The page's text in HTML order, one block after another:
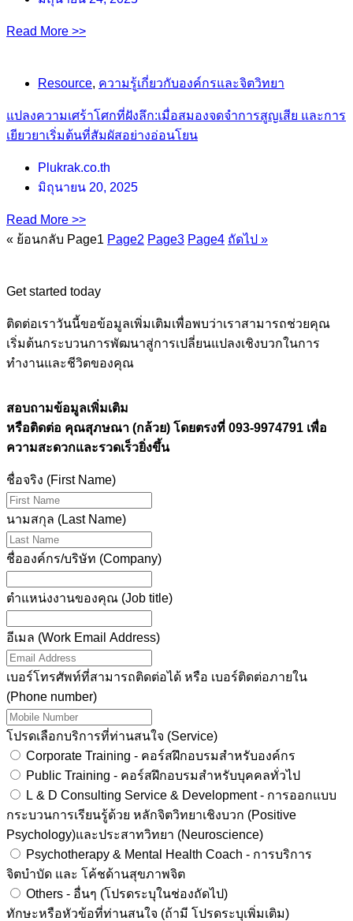
Read More >>
Resource, ความรู้เกี่ยวกับองค์กรและจิตวิทยา
แปลงความเศร้าโศกที่ฝังลึก:เมื่อสมองจดจำการสูญเสีย และการ
เยียวยาเริ่มต้นที่สัมผัสอย่างอ่อนโยน
Plukrak.co.th
มิถุนายน 20, 2025
Read More >>
« ย้อนกลับ Page1 Page2 Page3 Page4 ถัดไป »
Get started today
ติดต่อเราวันนี้ขอข้อมูลเพิ่มเติมเพื่อพบว่าเราสามารถช่วยคุณ
เริ่มต้นกระบวนการพัฒนาสู่การเปลี่ยนแปลงเชิงบวกในการ
ทำงานและชีวิตของคุณ
สอบถามข้อมูลเพิ่มเติม
หรือติดต่อ คุณสุภษณา (กล้วย) โดยตรงที่ 093-9974791 เพื่อ
ความสะดวกและรวดเร็วยิ่งขึ้น
ชื่อจริง (First Name)
นามสกุล (Last Name)
ชื่อองค์กร/บริษัท (Company)
ตำแหน่งงานของคุณ (Job title)
อีเมล (Work Email Address)
เบอร์โทรศัพท์ที่สามารถติดต่อได้ หรือ เบอร์ติดต่อภายใน
(Phone number)
โปรดเลือกบริการที่ท่านสนใจ (Service)
Corporate Training - คอร์สฝึกอบรมสำหรับองค์กร
Public Training - คอร์สฝึกอบรมสำหรับบุคคลทั่วไป
L & D Consulting Service & Development - การออกแบบ
กระบวนการเรียนรู้ด้วย หลักจิตวิทยาเชิงบวก (Positive
Psychology)และประสาทวิทยา (Neuroscience)
Psychotherapy & Mental Health Coach - การบริการ
จิตบำบัด และ โค้ชด้านสุขภาพจิต
Others - อื่นๆ (โปรดระบุในช่องถัดไป)
ทักษะหรือหัวข้อที่ท่านสนใจ (ถ้ามี โปรดระบุเพิ่มเติม)